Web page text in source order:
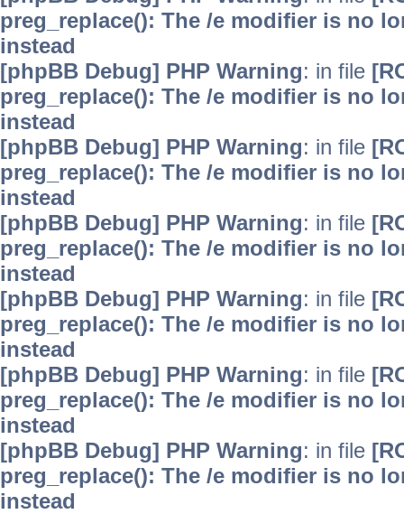
preg_replace(): The /e modifier is no
instead
[phpBB Debug] PHP Warning: in file
preg_replace(): The /e modifier is no
instead
[phpBB Debug] PHP Warning: in file
preg_replace(): The /e modifier is no
instead
[phpBB Debug] PHP Warning: in file
preg_replace(): The /e modifier is no
instead
[phpBB Debug] PHP Warning: in file
preg_replace(): The /e modifier is no
instead
[phpBB Debug] PHP Warning: in file
preg_replace(): The /e modifier is no
instead
[phpBB Debug] PHP Warning: in file
preg_replace(): The /e modifier is no
instead